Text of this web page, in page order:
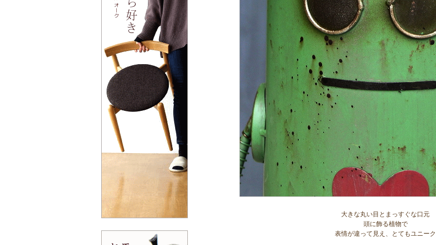
大きな丸い目とまっすぐな口元
頭に飾る植物で
表情が違って見え、とてもユニーク